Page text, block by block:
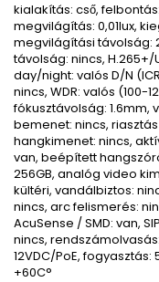
kialakítás: cső,
megvilágítás: 0,01lux,
megvilágítási távolság:
távolság: nincs,
day/night: valós D/N
nincs, WDR: valós (100-
fókusztávolság: 1.6mm,
bemenet: nincs,
hangkimenet: nincs,
van, beépített
256GB, analóg video
kültéri, vandálbiztos:
nincs, arc felismerés:
AcuSense / SMD: van,
nincs,
12VDC/PoE,
+60C°